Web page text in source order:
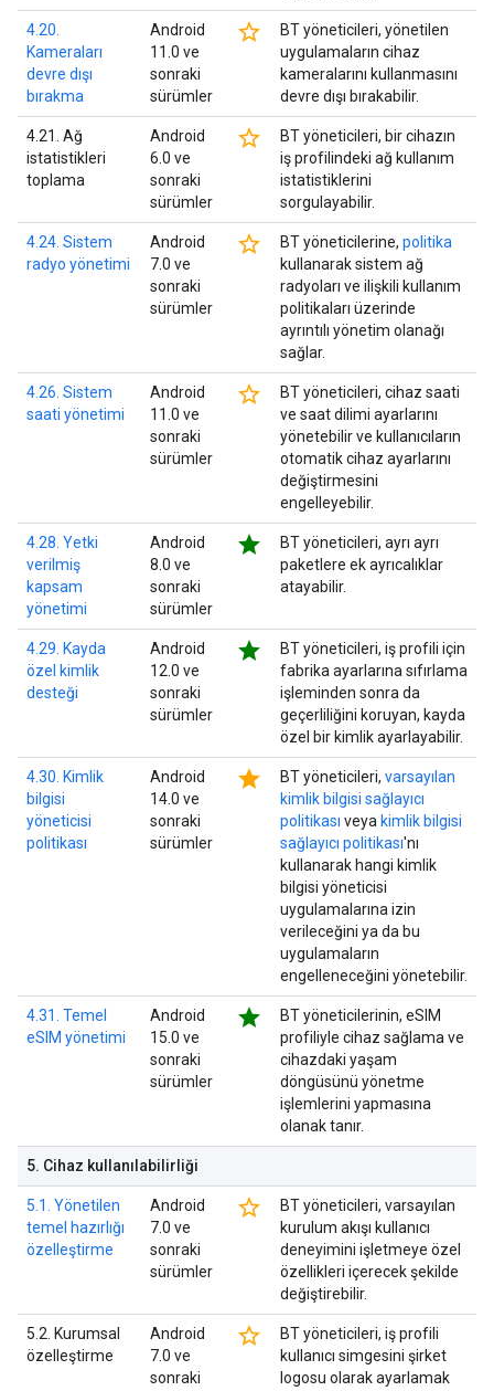
4.20.
Kameraları
devre dışı
bırakma
Android
11.0 ve
sonraki
sürümler
star_border
BT yöneticileri, yönetilen
uygulamaların cihaz
kameralarını kullanmasını
devre dışı bırakabilir.
4.21. Ağ
istatistikleri
toplama
Android
6.0 ve
sonraki
sürümler
star_border
BT yöneticileri, bir cihazın
iş profilindeki ağ kullanım
istatistiklerini
sorgulayabilir.
4.24. Sistem
radyo yönetimi
Android
7.0 ve
sonraki
sürümler
star_border BT yöneticilerine, politika
kullanarak sistem ağ
radyoları ve ilişkili kullanım
politikaları üzerinde
ayrıntılı yönetim olanağı
sağlar.
4.26. Sistem
saati yönetimi
Android
11.0 ve
sonraki
sürümler
star_border
BT yöneticileri, cihaz saati
ve saat dilimi ayarlarını
yönetebilir ve kullanıcıların
otomatik cihaz ayarlarını
değiştirmesini
engelleyebilir.
4.28. Yetki
verilmiş
kapsam
yönetimi
Android
8.0 ve
sonraki
sürümler
star
BT yöneticileri, ayrı ayrı
paketlere ek ayrıcalıklar
atayabilir.
4.29. Kayda
özel kimlik
desteği
Android
12.0 ve
sonraki
sürümler
star
BT yöneticileri, iş profili için
fabrika ayarlarına sıfırlama
işleminden sonra da
geçerliliğini koruyan, kayda
özel bir kimlik ayarlayabilir.
4.30. Kimlik
bilgisi
yöneticisi
politikası
Android
14.0 ve
sonraki
sürümler
star BT yöneticileri, varsayılan
kimlik bilgisi sağlayıcı
politikası veya kimlik bilgisi
sağlayıcı politikası'nı
kullanarak hangi kimlik
bilgisi yöneticisi
uygulamalarına izin
verileceğini ya da bu
uygulamaların
engelleneceğini yönetebilir.
4.31. Temel
eSIM yönetimi
Android
15.0 ve
sonraki
sürümler
star
BT yöneticilerinin, eSIM
profiliyle cihaz sağlama ve
cihazdaki yaşam
döngüsünü yönetme
işlemlerini yapmasına
olanak tanır.
5. Cihaz kullanılabilirliği
5.1. Yönetilen
temel hazırlığı
özelleştirme
Android
7.0 ve
sonraki
sürümler
star_border
BT yöneticileri, varsayılan
kurulum akışı kullanıcı
deneyimini işletmeye özel
özellikleri içerecek şekilde
değiştirebilir.
5.2. Kurumsal
özelleştirme
Android
7.0 ve
sonraki
star_border
BT yöneticileri, iş profili
kullanıcı simgesini şirket
logosu olarak ayarlamak